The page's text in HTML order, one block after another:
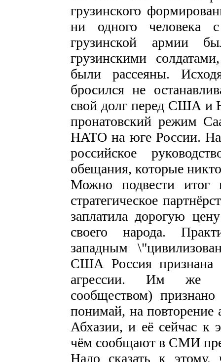
грузинского
ни одного человека
грузинской армии
грузинскими
были рассеяны.
бросился не
свой долг перед США и
пронатовский режим
НАТО на юге России.
российское
обещания, которые
Можно подвести итог
стратегическое
заплатила дорогую
своего народа.
западным
США Россия признана
агрессии. Им же
сообществом)
понимай, на
Абхазии, и её сейчас к
чём сообщают в СМИ
Надо сказать к